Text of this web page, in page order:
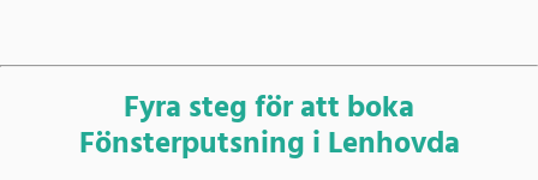
Fyra steg för att boka
Fönsterputsning i Lenhovda